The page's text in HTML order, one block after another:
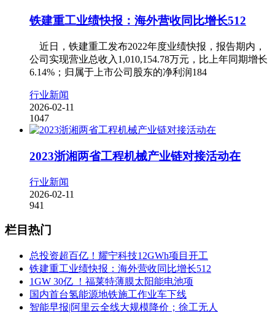
铁建重工业绩快报：海外营收同比增长512
近日，铁建重工发布2022年度业绩快报，报告期内，
公司实现营业总收入1,010,154.78万元，比上年同期增长
6.14%；归属于上市公司股东的净利润184
行业新闻
2026-02-11
1047
2023浙湘两省工程机械产业链对接活动在
行业新闻
2026-02-11
941
栏目热门
总投资超百亿！耀宁科技12GWh项目开工
铁建重工业绩快报：海外营收同比增长512
1GW 30亿 ！福莱特薄膜太阳能电池项
国内首台氢能源地铁施工作业车下线
智能早报|阿里云全线大规模降价；徐工无人